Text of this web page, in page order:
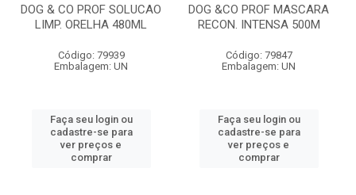
DOG & CO PROF SOLUCAO
LIMP. ORELHA 480ML
Código: 79939
Embalagem: UN
Faça seu login ou
cadastre-se para
ver preços e
comprar
DOG &CO PROF MASCARA
RECON. INTENSA 500M
Código: 79847
Embalagem: UN
Faça seu login ou
cadastre-se para
ver preços e
comprar